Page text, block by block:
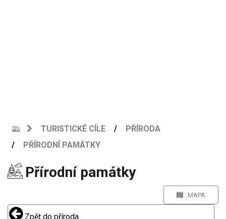
TURISTICKÉ CÍLE
PŘÍRODA
PŘÍRODNÍ PAMÁTKY
Přírodní památky
MAPA
Zpět do příroda